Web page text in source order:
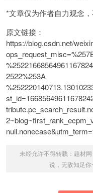
*文章仅为作者自力观念，
原文链接：
https://blog.csdn.net/
2522%253A
未经允许不得转载： 题材网
说，无敌知足